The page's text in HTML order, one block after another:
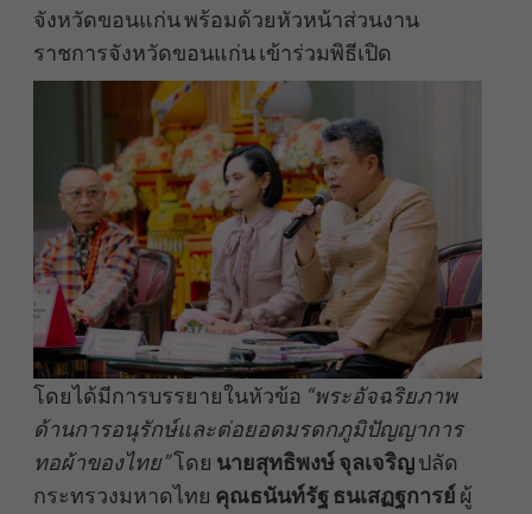
จังหวัดขอนแก่น พร้อมด้วยหัวหน้าส่วนงาน
ราชการจังหวัดขอนแก่น เข้าร่วมพิธีเปิด
โดยได้มีการบรรยายในหัวข้อ “พระอัจฉริยภาพ
ด้านการอนุรักษ์และต่อยอดมรดกภูมิปัญญาการ
ทอผ้าของไทย”โดย นายสุทธิพงษ์ จุลเจริญปลัด
กระทรวงมหาดไทย คุณธนันท์รัฐ ธนเสฏฐการย์ ผู้